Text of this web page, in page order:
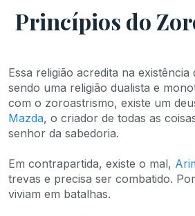
Princípios do
Essa religião acredita na
sendo uma religião dualista e
com o zoroastrismo, existe um
Mazda, o criador de todas as
senhor da sabedoria.
Em contrapartida, existe o mal,
trevas e precisa ser combatido.
viviam em batalhas.